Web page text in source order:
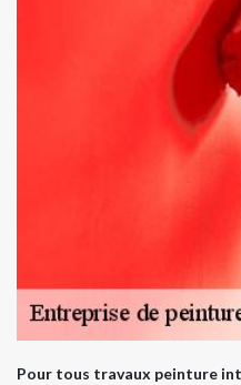
Pour tous travaux peinture